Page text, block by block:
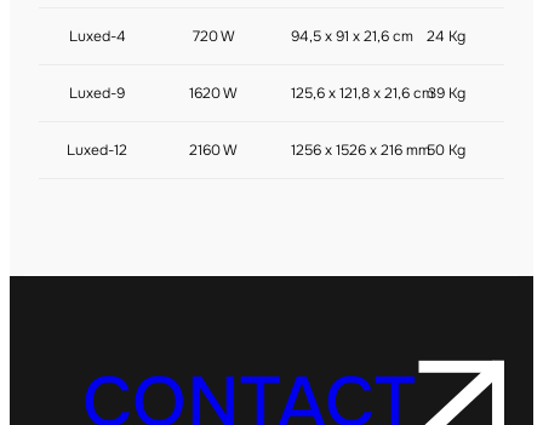
Luxed-4 720 W 94,5 x 91 x 21,6 cm 24 Kg
Luxed-9 1620 W 125,6 x 121,8 x 21,6 cm39 Kg
Luxed-12 2160 W 1256 x 1526 x 216 mm50 Kg
CONTACT